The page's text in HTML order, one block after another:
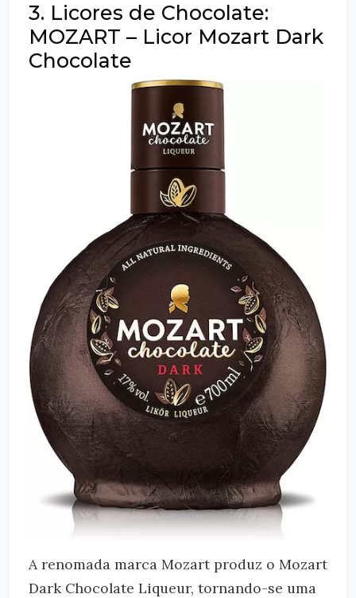
3. Licores de Chocolate:
MOZART – Licor Mozart Dark
Chocolate
A renomada marca Mozart produz o Mozart
Dark Chocolate Liqueur, tornando-se uma